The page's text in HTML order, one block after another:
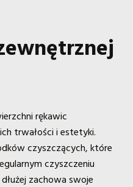
rękawic
trwałości i estetyki.
czyszczących, które
czyszczeniu
zachowa swoje